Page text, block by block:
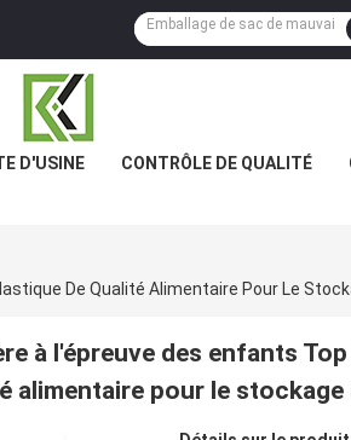
D'USINE CONTRÔLE DE QUALITÉ
De Qualité Alimentaire Pour Le
à l'épreuve des enfants
alimentaire pour le stockage